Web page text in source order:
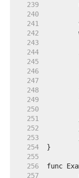
   239
   240
   241
   242
   243
   244
   245
   246
   247
   248
   249
   250
   251
   252
   253
   254
   255
   256
   257